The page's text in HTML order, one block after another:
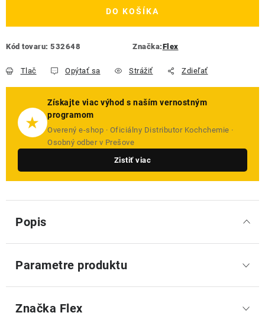
DO KOŠÍKA
Kód tovaru: 532648 Značka:Flex
Tlač Opýtať sa Strážiť Zdieľať
★
Získajte viac výhod s naším vernostným
programom
Overený e-shop · Oficiálny Distributor Kochchemie ·
Osobný odber v Prešove
Zistiť viac
Popis
Parametre produktu
Značka Flex